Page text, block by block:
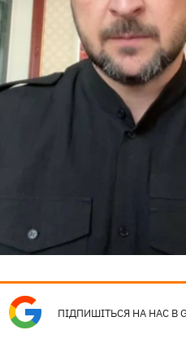
ПІДПИШІТЬСЯ НА НАС В